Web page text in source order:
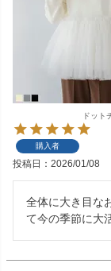
ドット
購入者
投稿日 2026/01/08
全体に大き目な
て今の季節に大